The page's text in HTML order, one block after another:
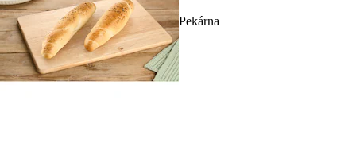
Pekárna